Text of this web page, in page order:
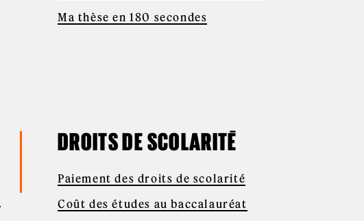
Ma thèse en 180 secondes
DROITS DE SCOLARITÉ
Paiement des droits de scolarité
Coût des études au baccalauréat